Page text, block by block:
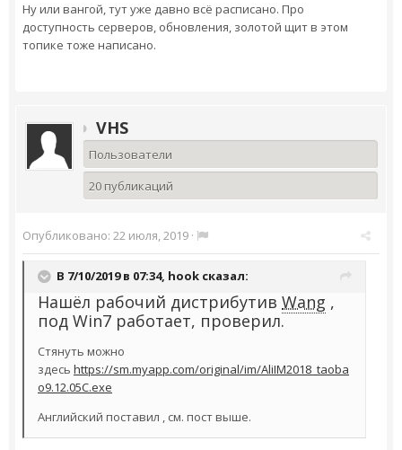
Ну или вангой, тут уже давно всё расписано. Про
доступность серверов, обновления, золотой щит в этом
топике тоже написано.
VHS
Пользователи
20 публикаций
Опубликовано: 22 июля, 2019 ·
В 7/10/2019 в 07:34, hook сказал:
Нашёл рабочий дистрибутив Wang ,
под Win7 работает, проверил.
Стянуть можно
здесь https://sm.myapp.com/original/im/AliIM2018_taoba
o9.12.05C.exe
Английский поставил , см. пост выше.